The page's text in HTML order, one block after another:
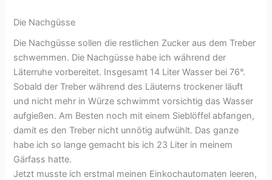
Die Nachgüsse
Die Nachgüsse sollen die restlichen Zucker aus dem Treber
schwemmen. Die Nachgüsse habe ich während der
Läterruhe vorbereitet. Insgesamt 14 Liter Wasser bei 76°.
Sobald der Treber während des Läuterns trockener läuft
und nicht mehr in Würze schwimmt vorsichtig das Wasser
aufgießen. Am Besten noch mit einem Sieblöffel abfangen,
damit es den Treber nicht unnötig aufwühlt. Das ganze
habe ich so lange gemacht bis ich 23 Liter in meinem
Gärfass hatte.
Jetzt musste ich erstmal meinen Einkochautomaten leeren,